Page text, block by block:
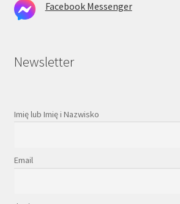
Facebook Messenger
Newsletter
Imię lub Imię i Nazwisko
Email